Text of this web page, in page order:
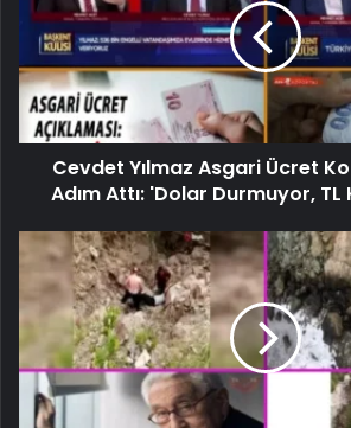
Cevdet Yılmaz Asgari Ücret
Adım Attı: 'Dolar Durmuyor, TL